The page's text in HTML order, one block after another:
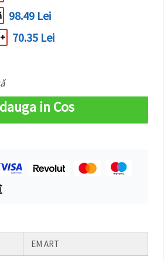
98.49 Lei
70.35 Lei
in Cos
EM ART